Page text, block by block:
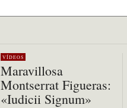
VÍDEOS
Maravillosa
Montserrat Figueras:
«Iudicii Signum»